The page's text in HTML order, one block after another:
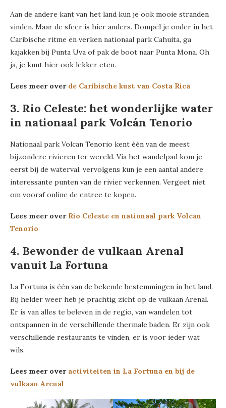
Aan de andere kant van het land kun je ook mooie stranden
vinden. Maar de sfeer is hier anders. Dompel je onder in het
Caribische ritme en verken nationaal park Cahuita, ga
kajakken bij Punta Uva of pak de boot naar Punta Mona. Oh
ja, je kunt hier ook lekker eten.
Lees meer over de Caribische kust van Costa Rica
3. Rio Celeste: het wonderlijke water
in nationaal park Volcán Tenorio
Nationaal park Volcan Tenorio kent één van de meest
bijzondere rivieren ter wereld. Via het wandelpad kom je
eerst bij de waterval, vervolgens kun je een aantal andere
interessante punten van de rivier verkennen. Vergeet niet
om vooraf online de entree te kopen.
Lees meer over Rio Celeste en nationaal park Volcan
Tenorio
4. Bewonder de vulkaan Arenal
vanuit La Fortuna
La Fortuna is één van de bekende bestemmingen in het land.
Bij helder weer heb je prachtig zicht op de vulkaan Arenal.
Er is van alles te beleven in de regio, van wandelen tot
ontspannen in de verschillende thermale baden. Er zijn ook
verschillende restaurants te vinden, er is voor ieder wat
wils.
Lees meer over activiteiten in La Fortuna en bij de
vulkaan Arenal